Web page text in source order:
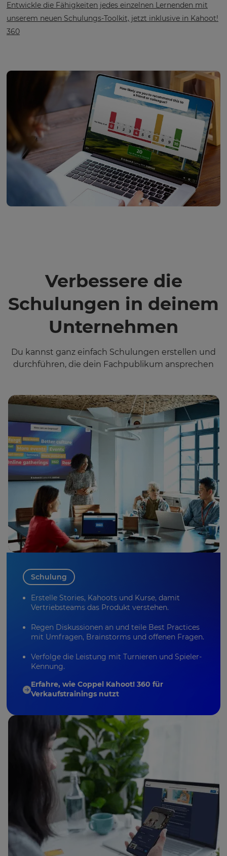
Entwickle die Fähigkeiten jedes einzelnen Lernenden mit
unserem neuen Schulungs-Toolkit, jetzt inklusive in Kahoot!
360
Verbessere die
Schulungen in deinem
Unternehmen
Du kannst ganz einfach Schulungen erstellen und
durchführen, die dein Fachpublikum ansprechen
Schulung
Erstelle Stories, Kahoots und Kurse, damit
Vertriebsteams das Produkt verstehen.
Regen Diskussionen an und teile Best Practices
mit Umfragen, Brainstorms und offenen Fragen.
Verfolge die Leistung mit Turnieren und Spieler-
Kennung.
Erfahre, wie Coppel Kahoot! 360 für
Verkaufstrainings nutzt